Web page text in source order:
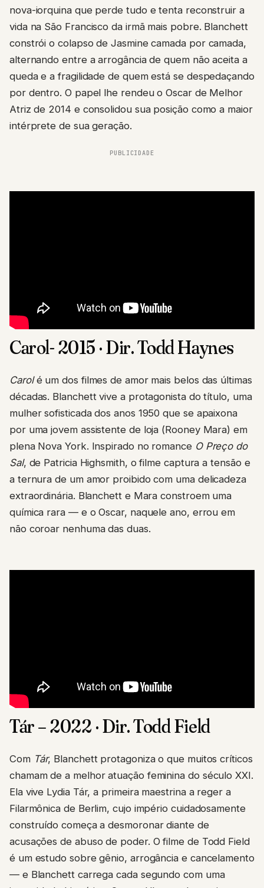
nova-iorquina que perde tudo e tenta reconstruir a
vida na São Francisco da irmã mais pobre. Blanchett
constrói o colapso de Jasmine camada por camada,
alternando entre a arrogância de quem não aceita a
queda e a fragilidade de quem está se despedaçando
por dentro. O papel lhe rendeu o Oscar de Melhor
Atriz de 2014 e consolidou sua posição como a maior
intérprete de sua geração.
PUBLICIDADE
Carol- 2015 · Dir. Todd Haynes
Carolé um dos filmes de amor mais belos das últimas
décadas. Blanchett vive a protagonista do título, uma
mulher sofisticada dos anos 1950 que se apaixona
por uma jovem assistente de loja (Rooney Mara) em
plena Nova York. Inspirado no romance O Preço do
Sal, de Patricia Highsmith, o filme captura a tensão e
a ternura de um amor proibido com uma delicadeza
extraordinária. Blanchett e Mara constroem uma
química rara — e o Oscar, naquele ano, errou em
não coroar nenhuma das duas.
Tár – 2022 · Dir. Todd Field
Com Tár, Blanchett protagoniza o que muitos críticos
chamam de a melhor atuação feminina do século XXI.
Ela vive Lydia Tár, a primeira maestrina a reger a
Filarmônica de Berlim, cujo império cuidadosamente
construído começa a desmoronar diante de
acusações de abuso de poder. O filme de Todd Field
é um estudo sobre gênio, arrogância e cancelamento
— e Blanchett carrega cada segundo com uma